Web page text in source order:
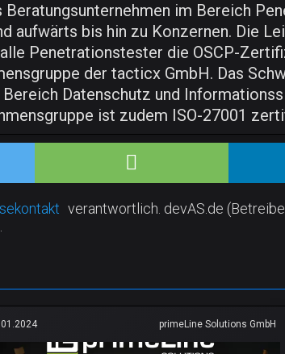
im Bereich
aufwärts bis hin zu Konzernen. Die
Penetrationstester die OSCP-
der tacticx GmbH. Das
Datenschutz und
ist zudem ISO-27001
verantwortlich. devAS.de
primeLine Solutions GmbH